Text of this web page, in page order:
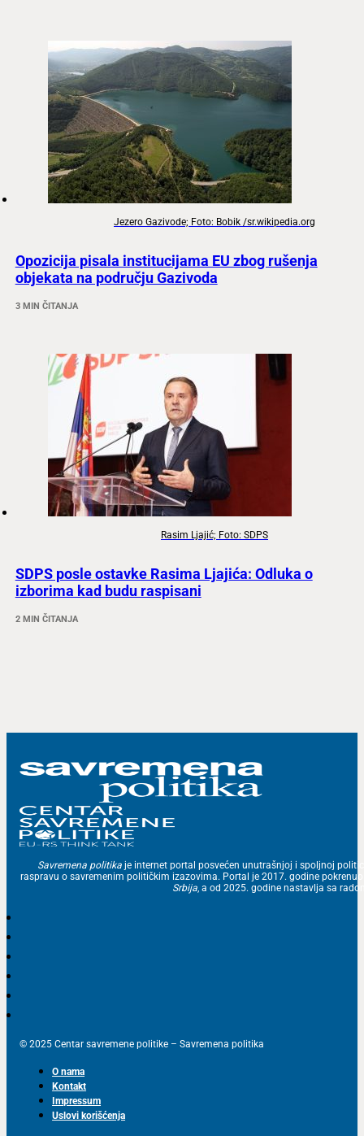
Jezero Gazivode; Foto: Bobik /sr.wikipedia.org
Opozicija pisala institucijama EU zbog rušenja
objekata na području Gazivoda
3 MIN ČITANJA
Rasim Ljajić; Foto: SDPS
SDPS posle ostavke Rasima Ljajića: Odluka o
izborima kad budu raspisani
2 MIN ČITANJA
Savremena politika je internet portal posvećen unutrašnjoj i spoljnoj
raspravu o savremenim političkim izazovima. Portal je 2017. godine
Srbija, a od 2025. godine nastavlja sa
© 2025 Centar savremene politike – Savremena politika
O nama
Kontakt
Impressum
Uslovi korišćenja